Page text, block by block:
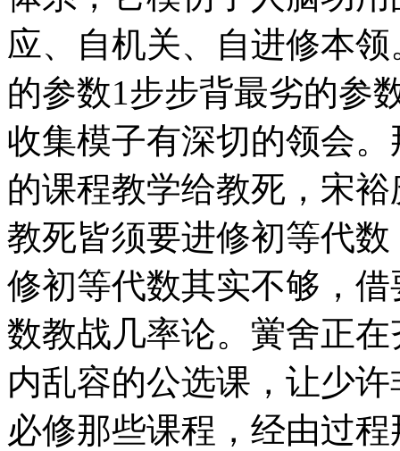
应、自机关、自进修本
的参数1步步背最劣的参
收集模子有深切的领会
的课程教学给教死，宋
教死皆须要进修初等代
修初等代数其实不够，
数教战几率论。黉舍正
内乱容的公选课，让少
必修那些课程，经由过